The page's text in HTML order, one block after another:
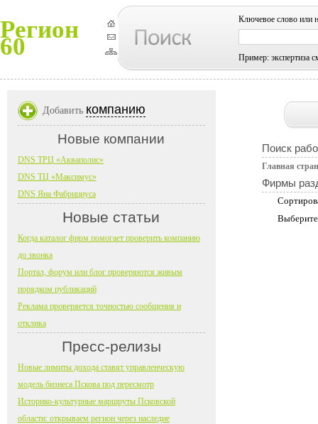
Регион
60
Ключевое слово или
Пример: экспертиза
Поиск
Главная
Фирмы
Добавить компанию
Новые компании
DNS ТРЦ «Акваполис»
DNS ТЦ «Максимус»
DNS Яна Фабрициуса
Новые статьи
Когда каталог фирм помогает проверить компанию
до звонка
Портал, форум или блог проверяются живым
порядком публикаций
Реклама проверяется точностью сообщения и
отклика
Пресс-релизы
Новые лимиты дохода ставят управленческую
модель бизнеса Пскова под пересмотр
Историко-культурные маршруты Псковской
области: открываем регион через наследие